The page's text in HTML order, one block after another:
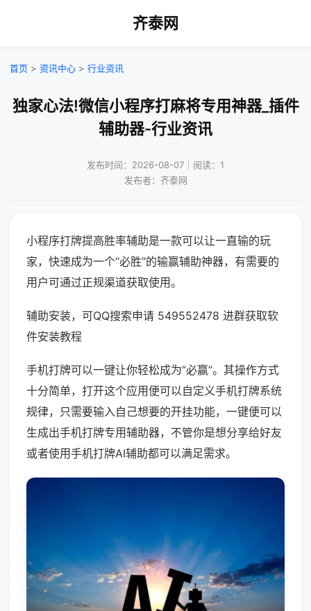
齐泰网
首页 > 资讯中心 > 行业资讯
独家心法!微信小程序打麻将专用神器_插件
辅助器-行业资讯
发布时间：2026-08-07｜阅读：1
发布者：齐泰网
小程序打牌提高胜率辅助是一款可以让一直输的玩
家，快速成为一个“必胜”的输赢辅助神器，有需要的
用户可通过正规渠道获取使用。
辅助安装，可QQ搜索申请 549552478 进群获取软
件安装教程
手机打牌可以一键让你轻松成为“必赢”。其操作方式
十分简单，打开这个应用便可以自定义手机打牌系统
规律，只需要输入自己想要的开挂功能，一键便可以
生成出手机打牌专用辅助器，不管你是想分享给好友
或者使用手机打牌AI辅助都可以满足需求。